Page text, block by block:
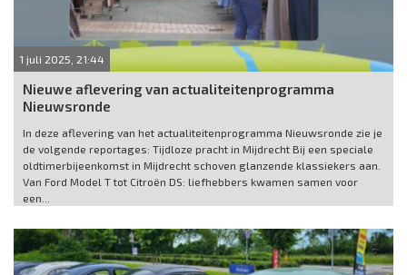
1 juli 2025, 21:44
Nieuwe aflevering van actualiteitenprogramma
Nieuwsronde
In deze aflevering van het actualiteitenprogramma Nieuwsronde zie je
de volgende reportages: Tijdloze pracht in Mijdrecht Bij een speciale
oldtimerbijeenkomst in Mijdrecht schoven glanzende klassiekers aan.
Van Ford Model T tot Citroën DS: liefhebbers kwamen samen voor
een...